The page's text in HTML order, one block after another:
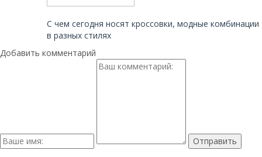
С чем сегодня носят кроссовки, модные комбинации
в разных стилях
Добавить комментарий